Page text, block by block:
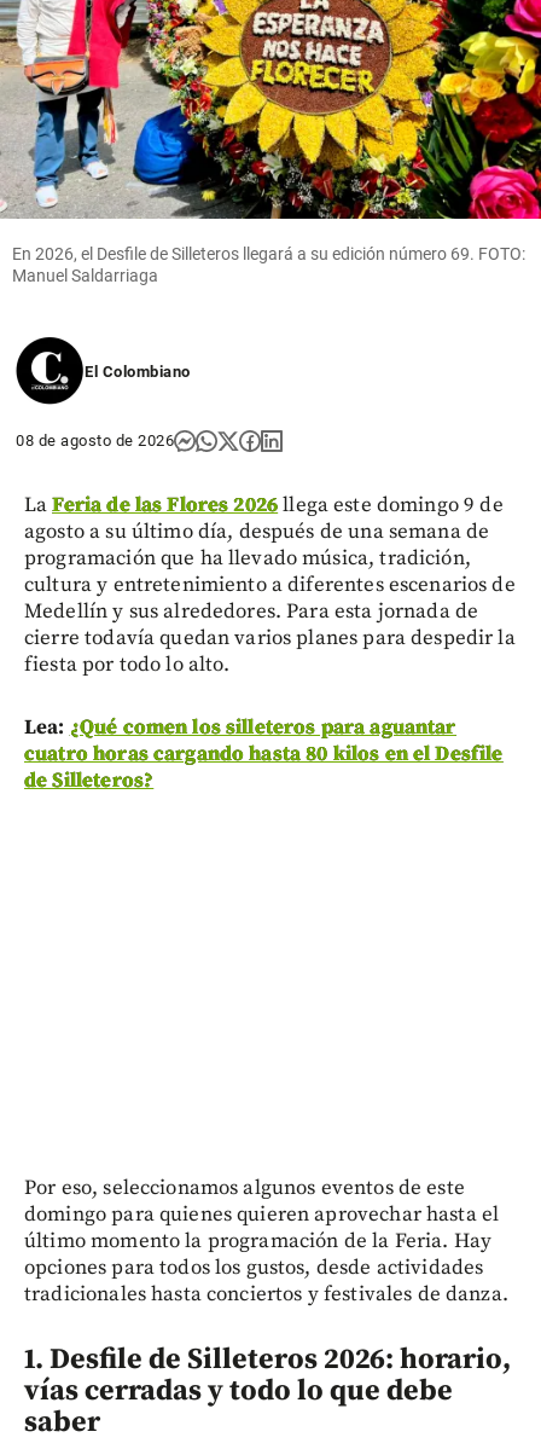
En 2026, el Desfile de Silleteros llegará a su edición número 69. FOTO:
Manuel Saldarriaga
El Colombiano
08 de agosto de 2026
LaFeria de las Flores 2026llega este domingo 9 de
agosto a su último día, después de una semana de
programación que ha llevado música, tradición,
cultura y entretenimiento a diferentes escenarios de
Medellín y sus alrededores. Para esta jornada de
cierre todavía quedan varios planes para despedir la
fiesta por todo lo alto.
Lea: ¿Qué comen los silleteros para aguantar
cuatro horas cargando hasta 80 kilos en el Desfile
de Silleteros?
Por eso, seleccionamos algunos eventos de este
domingo para quienes quieren aprovechar hasta el
último momento la programación de la Feria. Hay
opciones para todos los gustos, desde actividades
tradicionales hasta conciertos y festivales de danza.
1. Desfile de Silleteros 2026: horario,
vías cerradas y todo lo que debe
saber